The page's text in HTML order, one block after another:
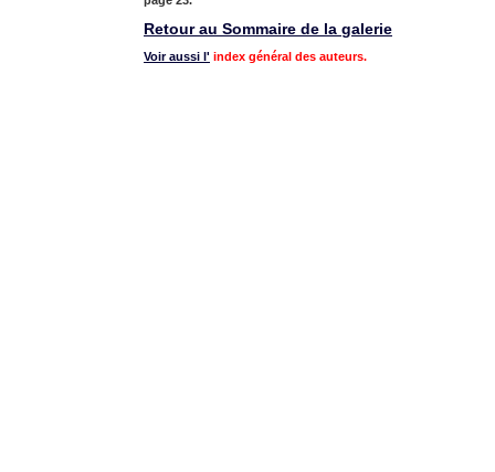
Retour au Sommaire de la galerie
Voir aussi l' index général des auteurs.